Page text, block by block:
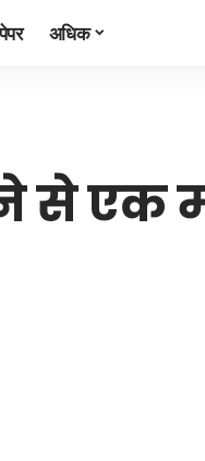
अधिक
से एक